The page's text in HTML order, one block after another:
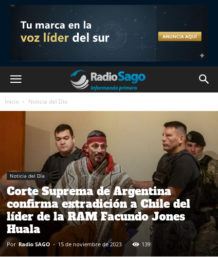
Inicio Noticia del Día
Noticia del Día
Corte Suprema de Argentina
confirma extradición a Chile del
líder de la RAM Facundo Jones
Huala
Por Radio SAGO - 15 de noviembre de 2023 139